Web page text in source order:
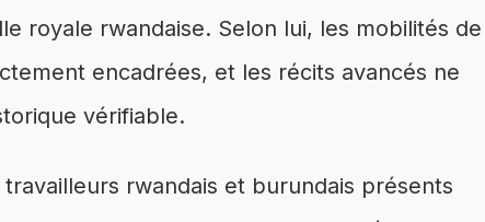
royale rwandaise. Selon lui, les mobilités de
encadrées, et les récits avancés ne
vérifiable.
rwandais et burundais présents